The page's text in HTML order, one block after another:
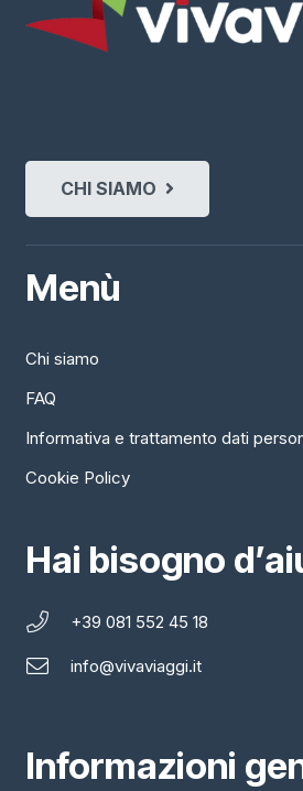
CHI SIAMO
Menù
Chi siamo
FAQ
Informativa e trattamento dati
Cookie Policy
Hai bisogno
+39 081 552 45 18
info@vivaviaggi.it
Informazioni